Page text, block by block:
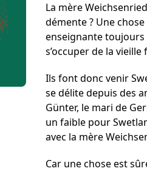
La mère
démente ? Une
enseignante
s’occuper de la vieille
Ils font donc venir
se délite depuis des
Günter, le mari de
un faible pour
avec la mère
Car une chose est